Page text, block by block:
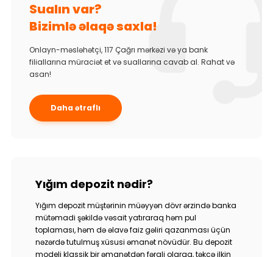
Sualın var?
Bizimlə əlaqə saxla!
Onlayn-məsləhətçi, 117 Çağrı mərkəzi və ya bank
filiallarına müraciət et və suallarına cavab al. Rahat və
asan!
Daha ətraflı
Yığım depozit nədir?
Yığım depozit müştərinin müəyyən dövr ərzində banka
mütəmadi şəkildə vəsait yatıraraq həm pul
toplaması, həm də əlavə faiz gəliri qazanması üçün
nəzərdə tutulmuş xüsusi əmanət növüdür. Bu depozit
modeli klassik bir əmanətdən fərqli olaraq, təkcə ilkin